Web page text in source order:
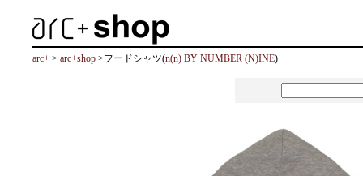
arc+ > arc+shop >フードシャツ(n(n) BY NUMBER (N)INE)